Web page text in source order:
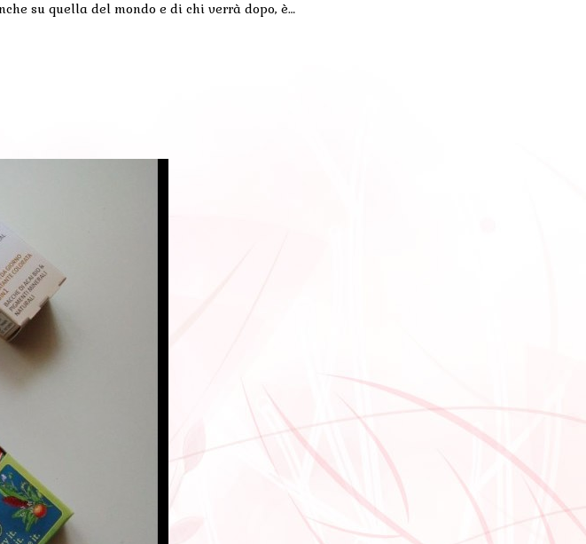
su quella del mondo e di chi verrà dopo, è…